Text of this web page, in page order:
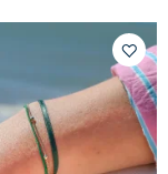
à
votre
liste